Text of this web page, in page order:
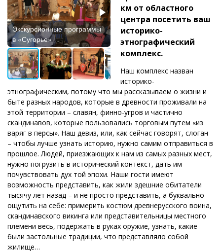
Экскурсионные программы
в «Сугорье»
Экскурсионные программы
в «Сугорье»
км от областного
центра посетить ваш
историко-
этнографический
комплекс.
Наш комплекс назван
историко-
этнографическим, потому что мы рассказываем о жизни и
быте разных народов, которые в древности проживали на
этой территории – славян, финно-угров и частично
скандинавов, которые пользовались торговым путем «из
варяг в персы». Наш девиз, или, как сейчас говорят, слоган
– чтобы лучше узнать историю, нужно самим отправиться в
прошлое. Людей, приезжающих к нам из самых разных мест,
нужно погрузить в исторический контекст, дать им
почувствовать дух той эпохи. Наши гости имеют
возможность представить, как жили здешние обитатели
тысячу лет назад – и не просто представить, а буквально
ощутить на себе: примерить костюм древнерусского воина,
скандинавского викинга или представительницы местного
племени весь, подержать в руках оружие, узнать, какие
были застольные традиции, что представляло собой
жилище…